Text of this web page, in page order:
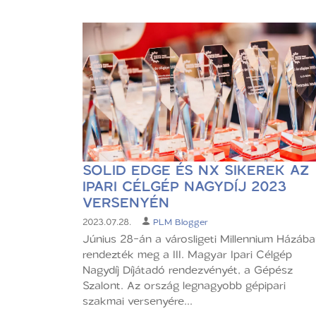
SOLID EDGE ÉS NX SIKEREK AZ
IPARI CÉLGÉP NAGYDÍJ 2023
VERSENYÉN
2023.07.28. PLM Blogger
Június 28-án a városligeti Millennium
rendezték meg a III. Magyar Ipari Célgép
Nagydíj Díjátadó rendezvényét, a Gépész
Szalont. Az ország legnagyobb gépipari
szakmai versenyére...